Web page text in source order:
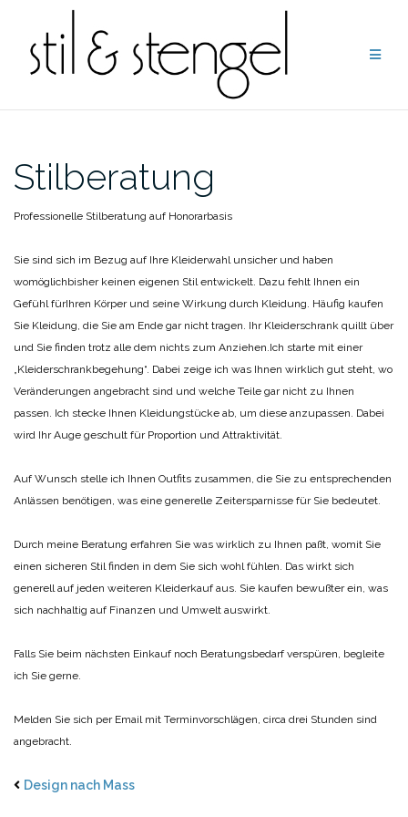
springen
Stilberatung
Professionelle Stilberatung auf Honorarbasis
Sie sind sich im Bezug auf Ihre Kleiderwahl unsicher und haben
womöglichbisher keinen eigenen Stil entwickelt. Dazu fehlt Ihnen ein
Gefühl fürIhren Körper und seine Wirkung durch Kleidung. Häufig kaufen
Sie Kleidung, die Sie am Ende gar nicht tragen. Ihr Kleiderschrank quillt über
und Sie finden trotz alle dem nichts zum Anziehen.Ich starte mit einer
„Kleiderschrankbegehung“. Dabei zeige ich was Ihnen wirklich gut steht, wo
Veränderungen angebracht sind und welche Teile gar nicht zu Ihnen
passen. Ich stecke Ihnen Kleidungstücke ab, um diese anzupassen. Dabei
wird Ihr Auge geschult für Proportion und Attraktivität.
Auf Wunsch stelle ich Ihnen Outfits zusammen, die Sie zu entsprechenden
Anlässen benötigen, was eine generelle Zeitersparnisse für Sie bedeutet.
Durch meine Beratung erfahren Sie was wirklich zu Ihnen paßt, womit Sie
einen sicheren Stil finden in dem Sie sich wohl fühlen. Das wirkt sich
generell auf jeden weiteren Kleiderkauf aus. Sie kaufen bewußter ein, was
sich nachhaltig auf Finanzen und Umwelt auswirkt.
Falls Sie beim nächsten Einkauf noch Beratungsbedarf verspüren, begleite
ich Sie gerne.
Melden Sie sich per Email mit Terminvorschlägen, circa drei Stunden sind
angebracht.
Design nach Mass